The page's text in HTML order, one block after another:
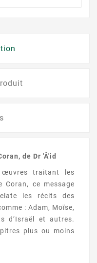
de Dr 'Â'id
traitant les
Coran, ce message
les récits des
: Adam, Moïse,
d’Israël et autres.
plus ou moins